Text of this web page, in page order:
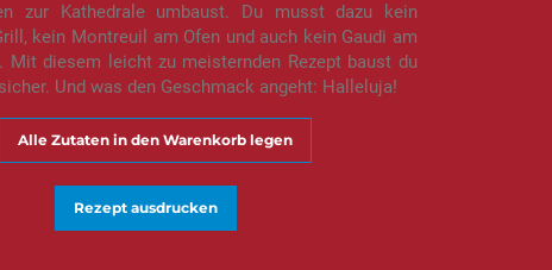
zur Kathedrale umbaust. Du musst dazu kein
kein Montreuil am Ofen und auch kein Gaudi am
Mit diesem leicht zu meisternden Rezept baust du
Und was den Geschmack angeht: Halleluja!
Alle Zutaten in den Warenkorb legen
Rezept ausdrucken